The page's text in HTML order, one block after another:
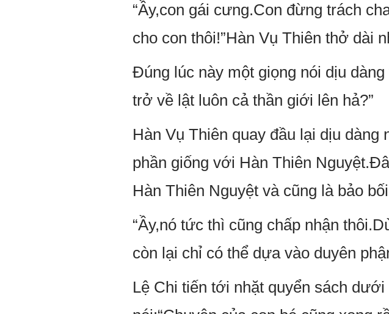
“Ầy,con gái cưng.Con đừng trách
cho con thôi!”Hàn Vụ Thiên thở dài
Đúng lúc này một giọng nói dịu
trở về lật luôn cả thần giới lên hả?”
Hàn Vụ Thiên quay đầu lại dịu
phần giống với Hàn Thiên
Hàn Thiên Nguyệt và cũng là bảo
“Ầy,nó tức thì cũng chấp nhận
còn lại chỉ có thể dựa vào duyên
Lệ Chi tiến tới nhặt quyển sách